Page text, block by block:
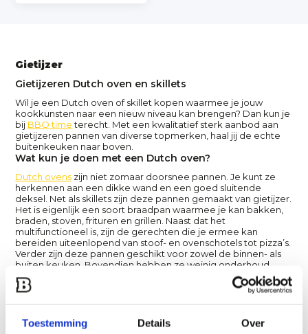
Toestemming Details Over
Gietijzer
Gietijzeren Dutch oven en skillets
Wil je een Dutch oven of skillet kopen waarmee je jouw
kookkunsten naar een nieuw niveau kan brengen? Dan kun je
bij BBQ timeterecht. Met een kwalitatief sterk aanbod aan
gietijzeren pannen van diverse topmerken, haal jij de echte
buitenkeuken naar boven.
Wat kun je doen met een Dutch oven?
Dutch ovens zijn niet zomaar doorsnee pannen. Je kunt ze
herkennen aan een dikke wand en een goed sluitende
deksel. Net als skillets zijn deze pannen gemaakt van gietijzer.
Het is eigenlijk een soort braadpan waarmee je kan bakken,
braden, stoven, frituren en grillen. Naast dat het
multifunctioneel is, zijn de gerechten die je ermee kan
bereiden uiteenlopend van stoof- en ovenschotels tot pizza’s.
Verder zijn deze pannen geschikt voor zowel de binnen- als
buiten keuken. Bovendien hebben ze weinig onderhoud
nodig en gaan ze lang mee. Wil je toch extra onderhoud
bieden aan jouw kookgereedschap? Bekijk dan deDutch
Dutch oven set
Waarschijnlijk komt de naam skillet je niet bekend voor, maar